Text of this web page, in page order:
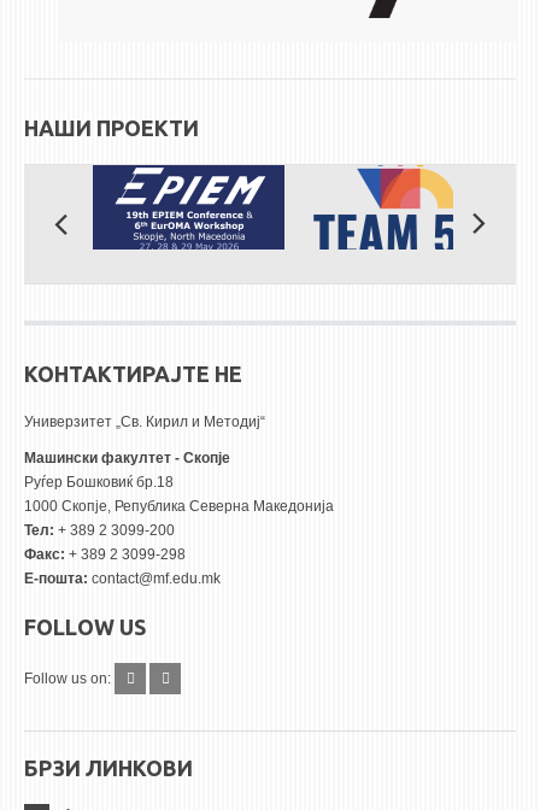
НАШИ ПРОЕКТИ
КОНТАКТИРАЈТЕ НЕ
Универзитет „Св. Кирил и Методиј“
Машински факултет - Скопје
Руѓер Бошковиќ бр.18
1000 Скопје, Република Северна Македонија
Тел: + 389 2 3099-200
Факс: + 389 2 3099-298
Е-пошта: contact@mf.edu.mk
FOLLOW US
Follow us on:
БРЗИ ЛИНКОВИ